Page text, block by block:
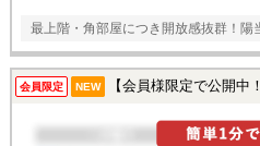
最上階・角部屋につき開放感抜群！陽
会員限定 NEW 【会員様限定で公開